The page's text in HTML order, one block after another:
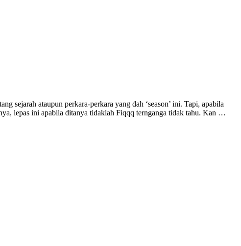
sejarah ataupun perkara-perkara yang dah ‘season’ ini. Tapi, apabila
lepas ini apabila ditanya tidaklah Fiqqq ternganga tidak tahu. Kan …